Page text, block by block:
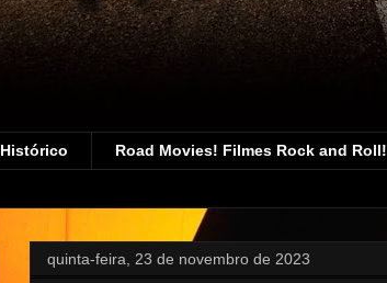
Histórico Road Movies! Filmes Rock and Roll!
quinta-feira, 23 de novembro de 2023